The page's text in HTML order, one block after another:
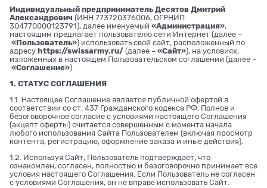
Индивидуальный предприниматель Десятов Дмитрий
Александрович (ИНН 773720376006, ОГРНИП
304770000123791), далее именуемый «Администрация»,
настоящим предлагает пользователю сети Интернет (далее –
«Пользователь») использовать свой сайт, расположенный по
адресу https://swissarmy.ru/ (далее – «Сайт»), на условиях,
изложенных в настоящем Пользовательском соглашении (далее –
«Соглашение»).
1. СТАТУС СОГЛАШЕНИЯ
1.1. Настоящее Соглашение является публичной офертой в
соответствии со ст. 437 Гражданского кодекса РФ. Полное и
безоговорочное согласие с условиями настоящего Соглашения
(акцепт оферты) считается совершенным с момента начала
любого использования Сайта Пользователем (включая просмотр
контента, регистрацию, оформление заказа и иные действия).
1.2. Используя Сайт, Пользователь подтверждает, что
ознакомлен, согласен, полностью и безоговорочно принимает все
условия настоящего Соглашения. Если Пользователь не согласен
с условиями Соглашения, он не вправе использовать Сайт.